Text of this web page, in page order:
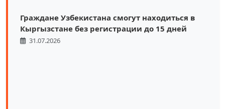
Граждане Узбекистана смогут находиться в
Кыргызстане без регистрации до 15 дней
31.07.2026